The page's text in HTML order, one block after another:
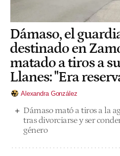
Dámaso, el
destinado en
matado a tiros a
Llanes: "Era
Alexandra González
Dámaso mató a tiros a la
tras divorciarse y ser
género